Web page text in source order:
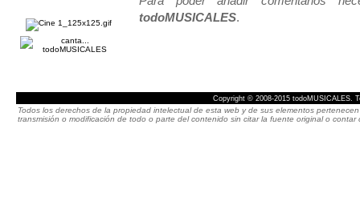
todoMUSICALES.
Copyright © 2008-2015 todoMUSICALES.
Todos los derechos de la propiedad intelectual de esta web y de sus elementos
transmisión o modificación de todo o parte del contenido sin citar la fuente original o